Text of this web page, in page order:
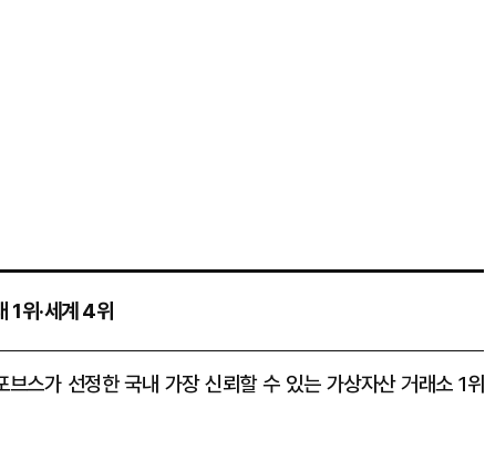
1위·세계 4위
스가 선정한 국내 가장 신뢰할 수 있는 가상자산 거래소 1위